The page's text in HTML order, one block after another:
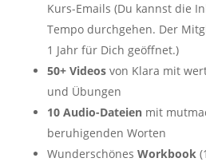
Kurs-Emails (Du kannst die
Tempo durchgehen. Der
1 Jahr für Dich geöffnet.)
50+ Videos von Klara mit
und Übungen
10 Audio-Dateienmit
beruhigenden Worten
Wunderschönes Workbook